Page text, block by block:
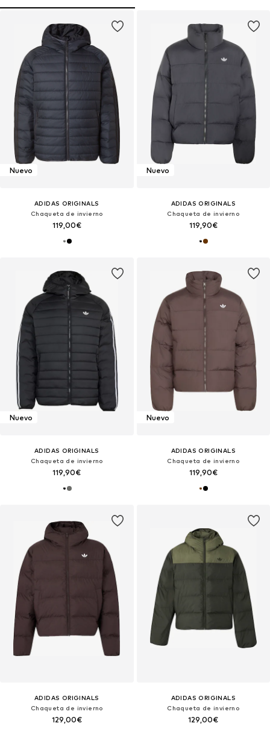
Nuevo
ADIDAS ORIGINALS
Chaqueta de invierno
119,00€
Nuevo
ADIDAS ORIGINALS
Chaqueta de invierno
119,90€
Nuevo
ADIDAS ORIGINALS
Chaqueta de invierno
119,90€
Nuevo
ADIDAS ORIGINALS
Chaqueta de invierno
119,90€
ADIDAS ORIGINALS
Chaqueta de invierno
129,00€
ADIDAS ORIGINALS
Chaqueta de invierno
129,00€